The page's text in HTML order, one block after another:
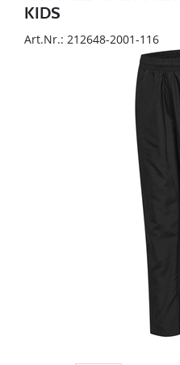
KIDS
Art.Nr.: 212648-2001-116